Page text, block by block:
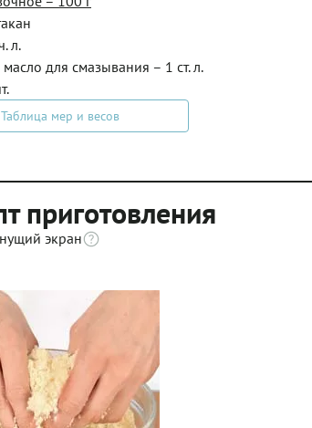
л.
для смазывания – 1 ст. л.
Таблица мер и весов
приготовления
экран